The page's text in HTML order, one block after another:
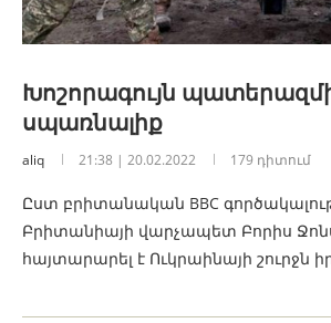
Խոշորագույն
սպառնալիք
aliq 21:38 | 20.02.2022 179 դիտում
Ըստ բրիտանական BBC
Բրիտանիայի վարչապետ Բորիս
հայտարարել է Ուկրաինայի շուրջն